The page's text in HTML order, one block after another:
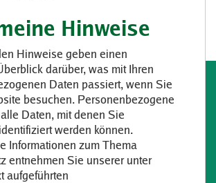
Hinweise
Hinweise geben einen
darüber, was mit Ihren
Daten passiert, wenn Sie
besuchen. Personenbezogene
Daten, mit denen Sie
werden können.
Informationen zum Thema
entnehmen Sie unserer unter
aufgeführten